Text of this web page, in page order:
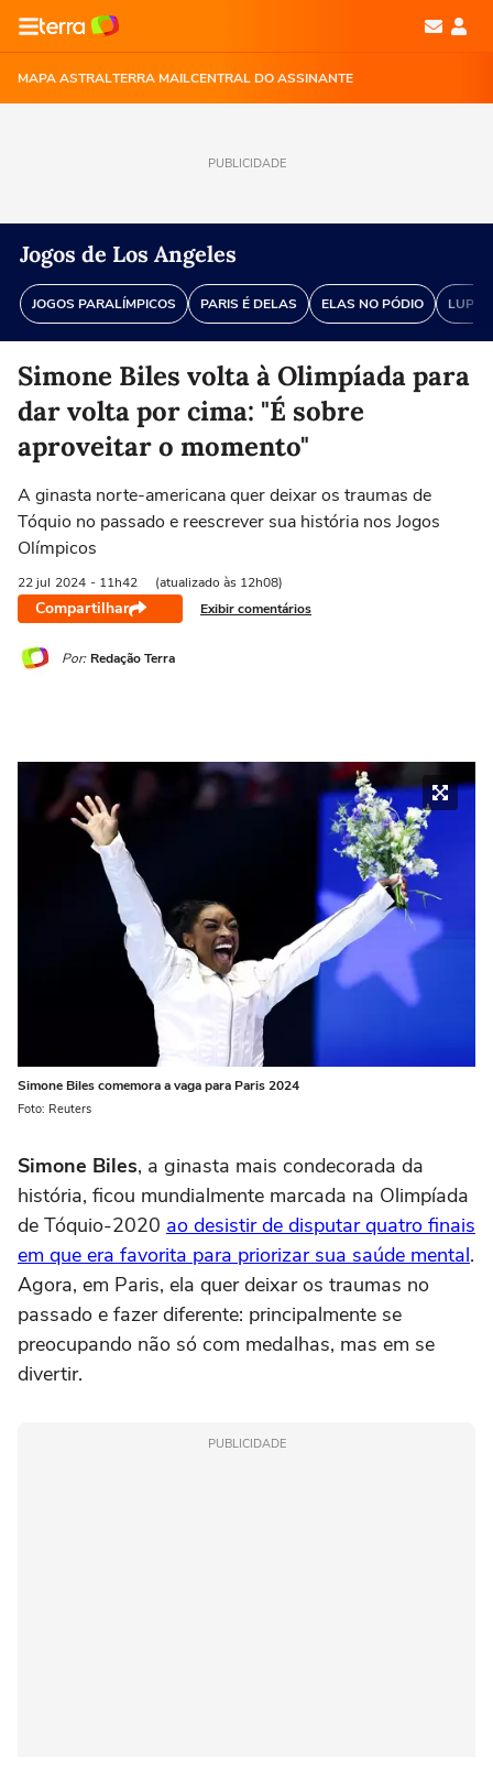
MAPA ASTRALTERRA MAILCENTRAL DO ASSINANTE
PUBLICIDADE
Jogos de Los Angeles
JOGOS PARALÍMPICOS PARIS É DELAS ELAS NO PÓDIO LUPA
Simone Biles volta à Olimpíada para
dar volta por cima: "É sobre
aproveitar o momento"
A ginasta norte-americana quer deixar os traumas de
Tóquio no passado e reescrever sua história nos Jogos
Olímpicos
22 jul 2024 - 11h42 (atualizado às 12h08)
Compartilhar Exibir comentários
Por: Redação Terra
Simone Biles comemora a vaga para Paris 2024
Foto: Reuters
Simone Biles, a ginasta mais condecorada da
história, ficou mundialmente marcada na Olimpíada
de Tóquio-2020 ao desistir de disputar quatro finais
em que era favorita para priorizar sua saúde mental.
Agora, em Paris, ela quer deixar os traumas no
passado e fazer diferente: principalmente se
preocupando não só com medalhas, mas em se
divertir.
PUBLICIDADE